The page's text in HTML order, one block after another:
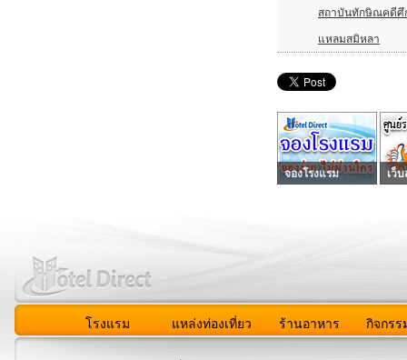
สถาบันทักษิณคดีศึ
แหลมสมิหลา
จองโรงแรม เว็
โรงแรม แหล่งท่องเที่ยว ร้านอาหาร กิจกรร